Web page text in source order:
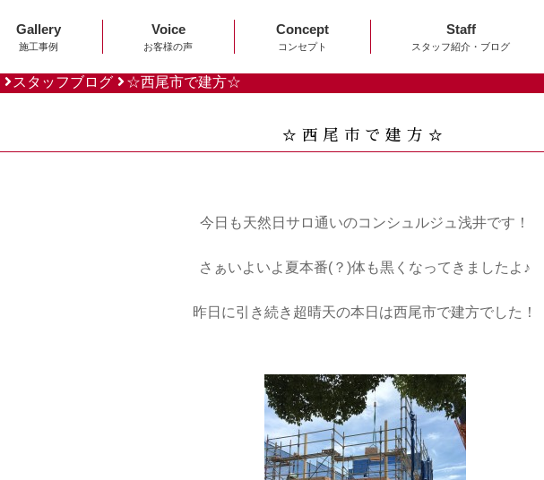
Gallery
施工事例
Voice
お客様の声
Concept
コンセプト
Staff
スタッフ紹介・ブログ
スタッフブログ ☆西尾市で建方☆
☆西尾市で建方☆
今日も天然日サロ通いのコンシュルジュ浅井です！
さぁいよいよ夏本番(？)体も黒くなってきましたよ♪
昨日に引き続き超晴天の本日は西尾市で建方でした！